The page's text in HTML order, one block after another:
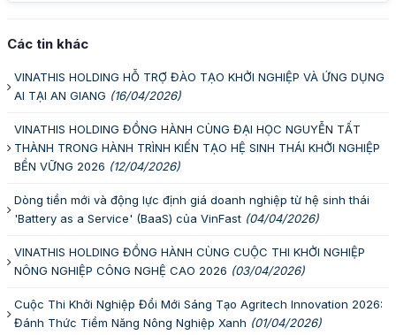
Các tin khác
VINATHIS HOLDING HỖ TRỢ ĐÀO TẠO KHỞI NGHIỆP VÀ ỨNG DỤNG
AI TẠI AN GIANG (16/04/2026)
VINATHIS HOLDING ĐỒNG HÀNH CÙNG ĐẠI HỌC NGUYỄN TẤT
THÀNH TRONG HÀNH TRÌNH KIẾN TẠO HỆ SINH THÁI KHỞI NGHIỆP
BỀN VỮNG 2026 (12/04/2026)
Dòng tiền mới và động lực định giá doanh nghiệp từ hệ sinh thái
'Battery as a Service' (BaaS) của VinFast (04/04/2026)
VINATHIS HOLDING ĐỒNG HÀNH CÙNG CUỘC THI KHỞI NGHIỆP
NÔNG NGHIỆP CÔNG NGHỆ CAO 2026 (03/04/2026)
Cuộc Thi Khởi Nghiệp Đổi Mới Sáng Tạo Agritech Innovation 2026:
Đánh Thức Tiềm Năng Nông Nghiệp Xanh (01/04/2026)